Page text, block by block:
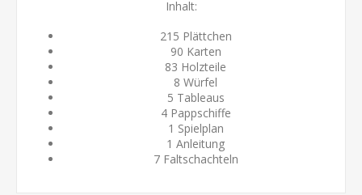
Inhalt:
215 Plättchen
90 Karten
83 Holzteile
8 Würfel
5 Tableaus
4 Pappschiffe
1 Spielplan
1 Anleitung
7 Faltschachteln